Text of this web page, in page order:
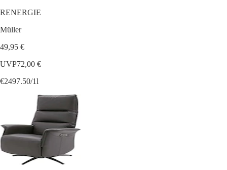
RENERGIE
Müller
49,95 €
UVP72,00 €
€2497.50/1l